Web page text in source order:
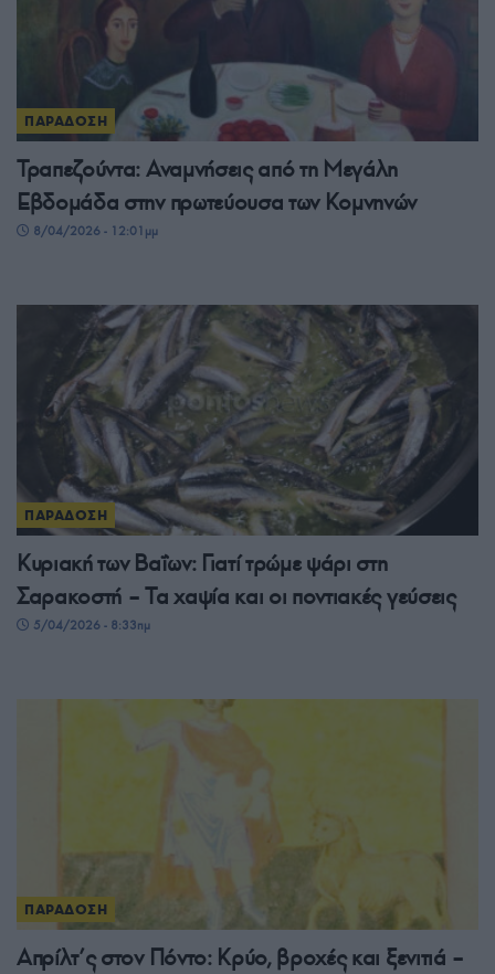
ΠΑΡΑΔΟΣΗ
Τραπεζούντα: Αναμνήσεις από τη Μεγάλη
Εβδομάδα στην πρωτεύουσα των Κομνηνών
8/04/2026 - 12:01μμ
ΠΑΡΑΔΟΣΗ
Κυριακή των Βαΐων: Γιατί τρώμε ψάρι στη
Σαρακοστή – Τα χαψία και οι ποντιακές γεύσεις
5/04/2026 - 8:33πμ
ΠΑΡΑΔΟΣΗ
Απρίλτ’ς στον Πόντο: Κρύο, βροχές και ξενιτιά –